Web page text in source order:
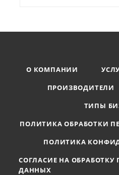
О КОМПАНИИ
ПРОИЗВОДИТЕЛИ
ТИПЫ
ПОЛИТИКА ОБРАБОТКИ
ПОЛИТИКА
СОГЛАСИЕ НА ОБРАБОТКУ
ДАННЫХ